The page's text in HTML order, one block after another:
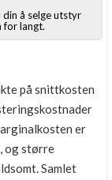
å selge utstyr
for langt.
på snittkosten
er
og større
Samlet